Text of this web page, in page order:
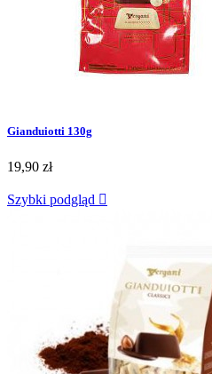
Gianduiotti 130g
19,90 zł
Szybki podgląd 